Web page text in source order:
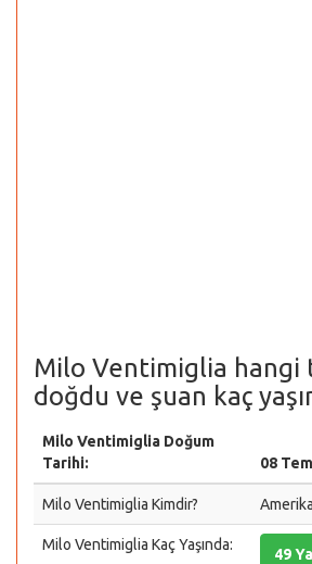
Milo Ventimiglia hangi
doğdu ve şuan kaç
Milo Ventimiglia Doğum
Tarihi:
08
Milo Ventimiglia Kimdir?
Milo Ventimiglia Kaç Yaşında:
49